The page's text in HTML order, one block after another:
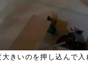
きいのを押し込んで入